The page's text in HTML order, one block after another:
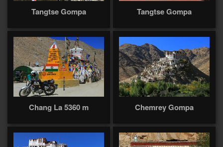
Tangtse Gompa Tangtse Gompa
Chang La 5360 m Chemrey Gompa